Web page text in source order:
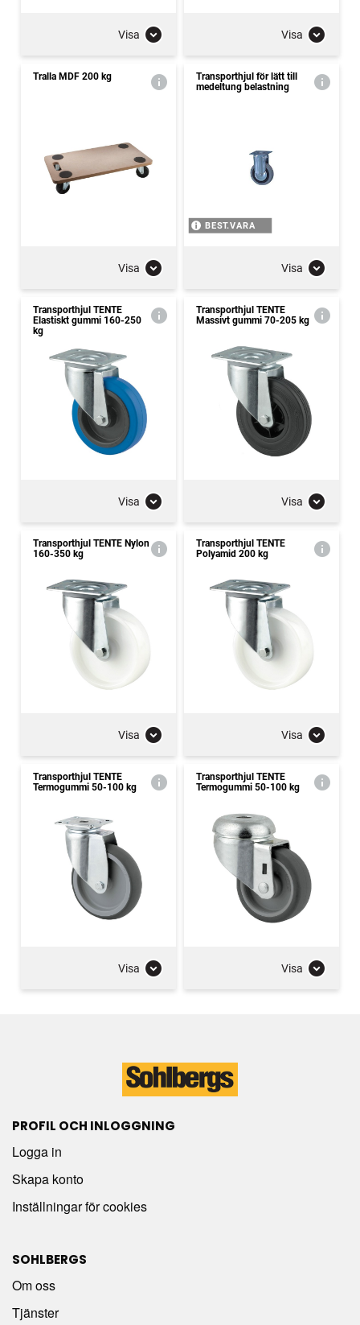
Visa Visa
Tralla MDF 200 kg
Visa
Transporthjul för lätt till
medeltung belastning
BEST.VARA
Visa
Transporthjul TENTE
Elastiskt gummi 160-250
kg
Visa
Transporthjul TENTE
Massivt gummi 70-205 kg
Visa
Transporthjul TENTE Nylon
160-350 kg
Visa
Transporthjul TENTE
Polyamid 200 kg
Visa
Transporthjul TENTE
Termogummi 50-100 kg
Visa
Transporthjul TENTE
Termogummi 50-100 kg
Visa
PROFIL OCH INLOGGNING
Logga in
Skapa konto
Inställningar för cookies
SOHLBERGS
Om oss
Tjänster